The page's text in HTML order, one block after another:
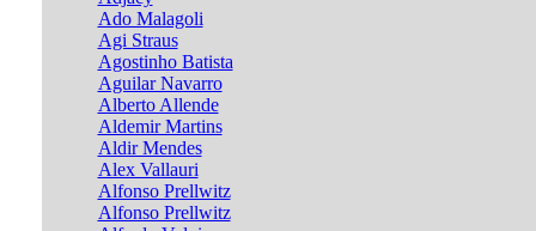
Ado Malagoli
Agi Straus
Agostinho Batista
Aguilar Navarro
Alberto Allende
Aldemir Martins
Aldir Mendes
Alex Vallauri
Alfonso Prellwitz
Alfonso Prellwitz